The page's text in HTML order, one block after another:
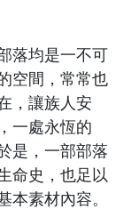
落均是一不可
空間，常常也
，讓族人安
一處永恆的
是，一部部落
命史，也足以
本素材內容。